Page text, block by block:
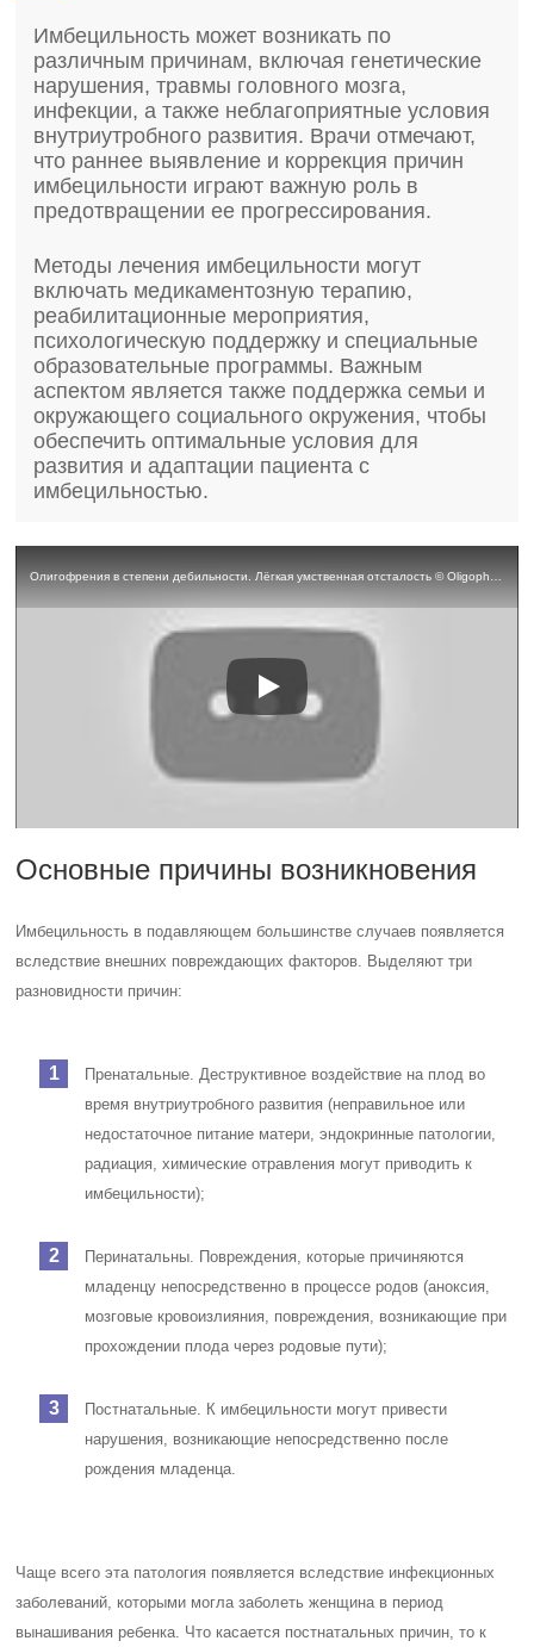
Имбецильность может возникать по
различным причинам, включая генетические
нарушения, травмы головного мозга,
инфекции, а также неблагоприятные условия
внутриутробного развития. Врачи отмечают,
что раннее выявление и коррекция причин
имбецильности играют важную роль в
предотвращении ее прогрессирования.
Методы лечения имбецильности могут
включать медикаментозную терапию,
реабилитационные мероприятия,
психологическую поддержку и специальные
образовательные программы. Важным
аспектом является также поддержка семьи и
окружающего социального окружения, чтобы
обеспечить оптимальные условия для
развития и адаптации пациента с
имбецильностью.
Основные причины возникновения
Имбецильность в подавляющем большинстве случаев появляется
вследствие внешних повреждающих факторов. Выделяют три
разновидности причин:
Пренатальные. Деструктивное воздействие на плод во
время внутриутробного развития (неправильное или
недостаточное питание матери, эндокринные патологии,
радиация, химические отравления могут приводить к
имбецильности);
Перинатальны. Повреждения, которые причиняются
младенцу непосредственно в процессе родов (аноксия,
мозговые кровоизлияния, повреждения, возникающие при
прохождении плода через родовые пути);
Постнатальные. К имбецильности могут привести
нарушения, возникающие непосредственно после
рождения младенца.
Чаще всего эта патология появляется вследствие инфекционных
заболеваний, которыми могла заболеть женщина в период
вынашивания ребенка. Что касается постнатальных причин, то к